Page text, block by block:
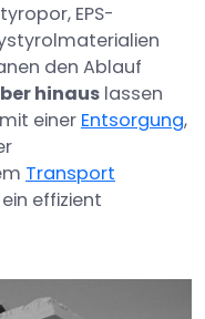
EPS-
den Ablauf
hinaus lassen
einer Entsorgung,
Transport
effizient